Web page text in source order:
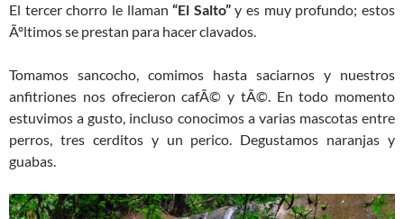
El tercer chorro le llaman“El Salto”y es muy profundo; estos
Ãºltimos se prestan para hacer clavados.
Tomamos sancocho, comimos hasta saciarnos y nuestros
anfitriones nos ofrecieron cafÃ© y tÃ©. En todo momento
estuvimos a gusto, incluso conocimos a varias mascotas entre
perros, tres cerditos y un perico. Degustamos naranjas y
guabas.